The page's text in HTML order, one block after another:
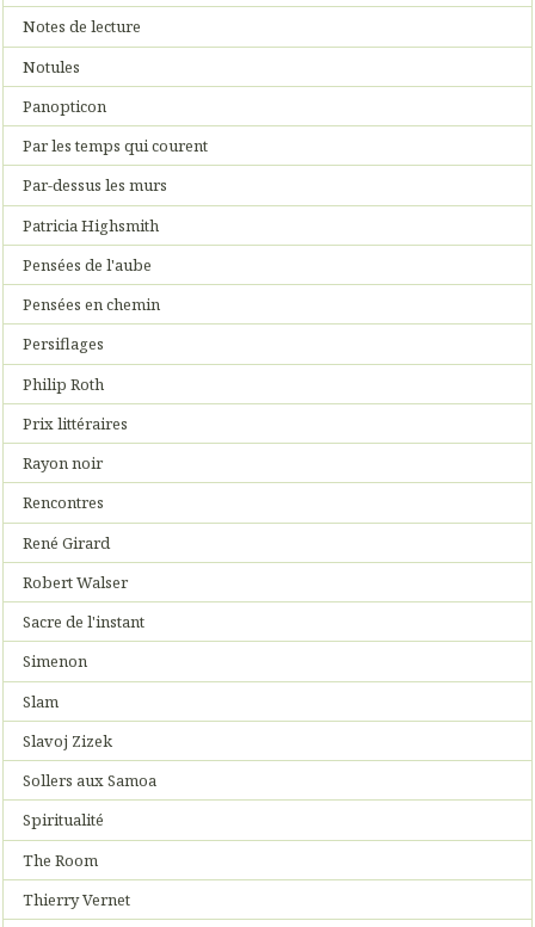
Notes de lecture
Notules
Panopticon
Par les temps qui courent
Par-dessus les murs
Patricia Highsmith
Pensées de l'aube
Pensées en chemin
Persiflages
Philip Roth
Prix littéraires
Rayon noir
Rencontres
René Girard
Robert Walser
Sacre de l'instant
Simenon
Slam
Slavoj Zizek
Sollers aux Samoa
Spiritualité
The Room
Thierry Vernet